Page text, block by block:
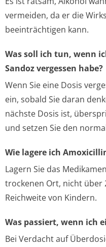
vermeiden, da er die
beeinträchtigen kann.
Was soll ich tun, wenn
Sandoz vergessen habe?
Wenn Sie eine Dosis
ein, sobald Sie daran
nächste Dosis ist,
und setzen Sie den
Wie lagere ich
Lagern Sie das
trockenen Ort, nicht über
Reichweite von Kindern.
Was passiert, wenn ich
Bei Verdacht auf